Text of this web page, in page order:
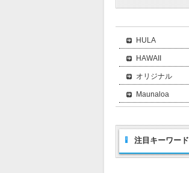
HULA
HAWAII
オリジナル
Maunaloa
注目キーワード